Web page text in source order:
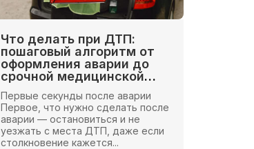
Что делать при ДТП:
пошаговый алгоритм от
оформления аварии до
срочной медицинской
помощи
Первые секунды после аварии
Первое, что нужно сделать после
аварии — остановиться и не
уезжать с места ДТП, даже если
столкновение кажется...